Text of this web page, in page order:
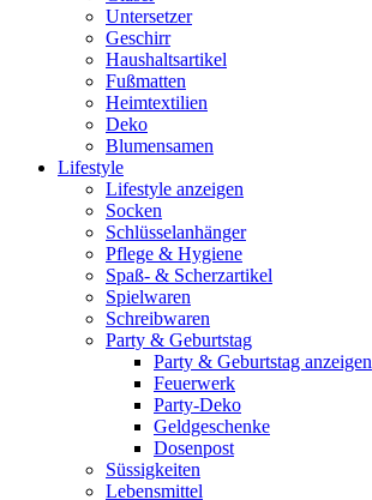
Untersetzer
Geschirr
Haushaltsartikel
Fußmatten
Heimtextilien
Deko
Blumensamen
Lifestyle
Lifestyle anzeigen
Socken
Schlüsselanhänger
Pflege & Hygiene
Spaß- & Scherzartikel
Spielwaren
Schreibwaren
Party & Geburtstag
Party & Geburtstag anzeigen
Feuerwerk
Party-Deko
Geldgeschenke
Dosenpost
Süssigkeiten
Lebensmittel